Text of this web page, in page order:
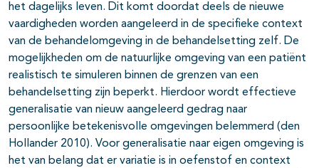
het dagelijks leven. Dit komt doordat deels de nieuwe
vaardigheden worden aangeleerd in de specifieke context
van de behandelomgeving in de behandelsetting zelf. De
mogelijkheden om de natuurlijke omgeving van een patiënt
realistisch te simuleren binnen de grenzen van een
behandelsetting zijn beperkt. Hierdoor wordt effectieve
generalisatie van nieuw aangeleerd gedrag naar
persoonlijke betekenisvolle omgevingen belemmerd (den
Hollander 2010). Voor generalisatie naar eigen omgeving is
het van belang dat er variatie is in oefenstof en context